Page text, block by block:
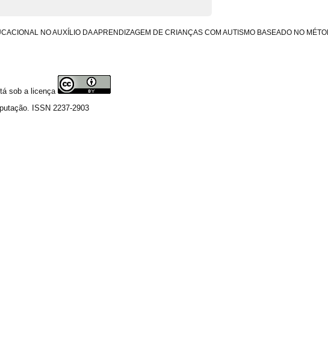
NO AUXÍLIO DA APRENDIZAGEM DE CRIANÇAS COM AUTISMO BASEADO NO
sob a licença
ISSN 2237-2903